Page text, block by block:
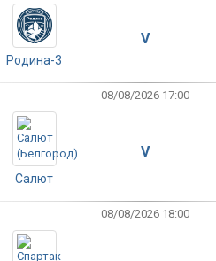
Родина-3
V
08/08/2026 17:00
Салют
V
08/08/2026 18:00